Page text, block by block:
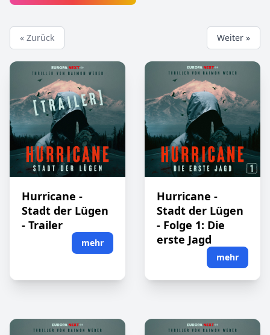
« Zurück Weiter »
Hurricane -
Stadt der Lügen
- Trailer
mehr
Hurricane -
Stadt der Lügen
- Folge 1: Die
erste Jagd
mehr